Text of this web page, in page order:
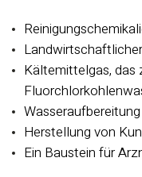
Kältemittelgas, das
Wasseraufbereitung
Herstellung von
Ein Baustein für